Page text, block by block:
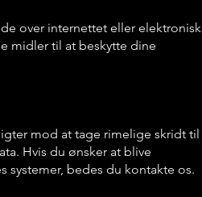
over internettet eller elektronisk
midler til at beskytte dine
mod at tage rimelige skridt til
Hvis du ønsker at blive
systemer, bedes du kontakte os.